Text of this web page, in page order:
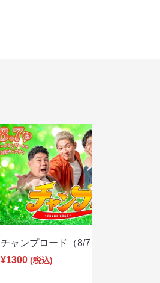
チャンプロード（8/7 19:30）
¥1300 (税込)